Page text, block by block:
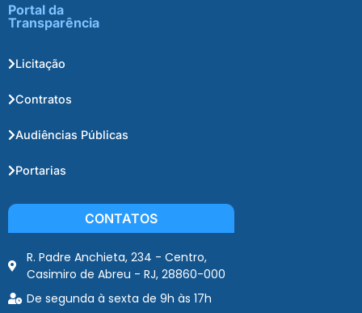
Portal da
Transparência
Licitação
Contratos
Audiências Públicas
Portarias
CONTATOS
R. Padre Anchieta, 234 - Centro,
Casimiro de Abreu - RJ, 28860-000
De segunda à sexta de 9h às 17h